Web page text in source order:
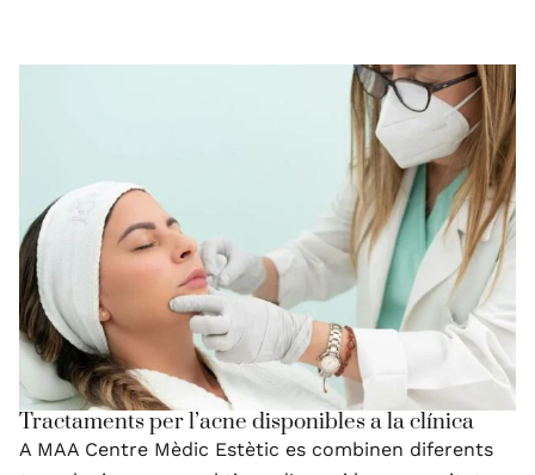
Tractaments per l’acne disponibles a la clínica
A MAA Centre Mèdic Estètic es combinen diferents